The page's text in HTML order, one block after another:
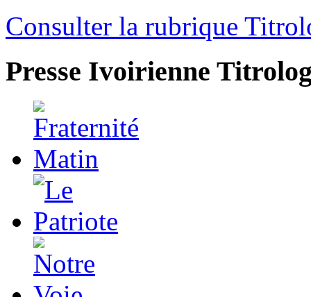
Consulter la rubrique
Presse Ivoirienne